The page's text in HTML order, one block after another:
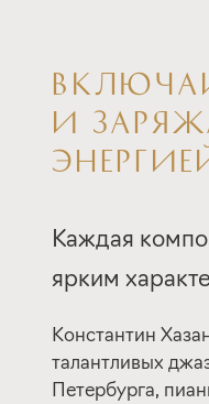
И
Каждая
ярким
Константин
талантливых
Петербурга,